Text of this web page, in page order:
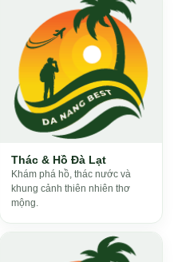
Thác & Hồ Đà Lạt
Khám phá hồ, thác nước và
khung cảnh thiên nhiên thơ
mộng.